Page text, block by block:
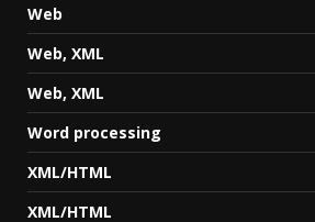
Web
Web, XML
Web, XML
Word processing
XML/HTML
XML/HTML